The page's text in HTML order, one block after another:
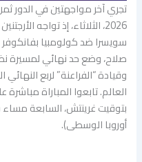
تجري آخر مواجهتين في الدور
2026، الثلاثاء، إذ تواجه
سويسرا ضد كولومبيا
صلاح، وضع حد نهائي لمسيرة
وقيادة “الفراعنة” لربع
بتوقيت غرينتش، السابعة
أوروبا الوسطى).